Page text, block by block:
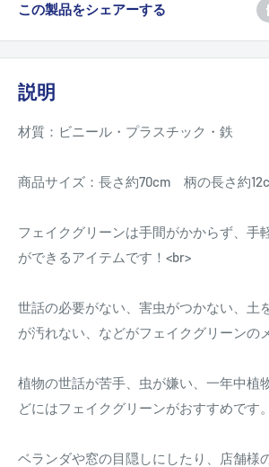
この製品をシェアーする
説明
材質：ビニール・プラスチック・鉄
商品サイズ：長さ約70cm 柄の長さ約
フェイクグリーンは手間がかからず、手
ができるアイテムです！<br>
世話の必要がない、害虫がつかない、土
が汚れない、などがフェイクグリーンの
植物の世話が苦手、虫が嫌い、一年中植
どにはフェイクグリーンがおすすめです。
ベランダや窓の目隠しにしたり、店舗様